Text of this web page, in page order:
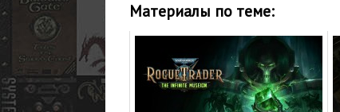
Материалы по теме: